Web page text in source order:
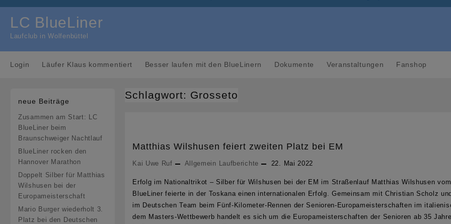
LC BlueLiner
Laufclub in Wolfenbüttel
Login Läufer Klaus kommentiert Besser laufen mit den BlueLinern Dokumente Veranstaltungen Fanshop
neue Beiträge
Zusammen am Start: LC
BlueLiner beim
Braunschweiger Nachtlauf
BlueLiner rocken den
Hannover Marathon
Doppelt Silber für Matthias
Wilshusen bei der
Europameisterschaft
Mario Burger wiederholt 3.
Platz bei den Deutschen
Schlagwort: Grosseto
Matthias Wilshusen feiert zweiten Platz bei EM
Kai Uwe Ruf Allgemein Laufberichte 22. Mai 2022
Erfolg im Nationaltrikot – Silber für Wilshusen bei der EM im Straßenlauf Matthias Wilshusen
BlueLiner feierte in der Toskana einen internationalen Erfolg. Gemeinsam mit Christian Scholz
im Deutschen Team beim Fünf-Kilometer-Rennen der Senioren-Europameisterschaften im
dem Masters-Wettbewerb handelt es sich um die Europameisterschaften der Senioren ab 35